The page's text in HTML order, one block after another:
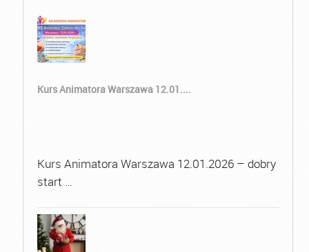
Kurs Animatora Warszawa 12.01....
Kurs Animatora Warszawa 12.01.2026 – dobry
start …